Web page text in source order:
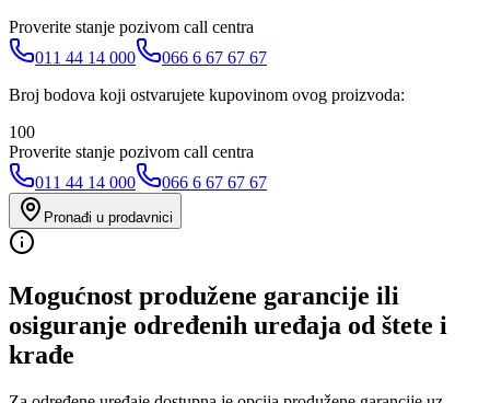
Proverite stanje pozivom call centra
011 44 14 000
066 6 67 67 67
Broj bodova koji ostvarujete kupovinom ovog proizvoda:
100
Proverite stanje pozivom call centra
011 44 14 000
066 6 67 67 67
Pronađi u prodavnici
Mogućnost produžene garancije ili
osiguranje određenih uređaja od štete i
krađe